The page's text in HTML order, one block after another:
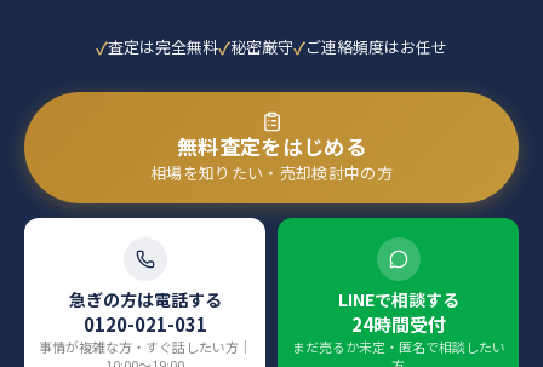
査定は完全無料 秘密厳守 ご連絡頻度はお任せ
無料査定をはじめる
相場を知りたい・売却検討中の方
急ぎの方は電話する
0120-021-031
事情が複雑な方・すぐ話したい方｜
LINEで相談する
24時間受付
まだ売るか未定・匿名で相談したい